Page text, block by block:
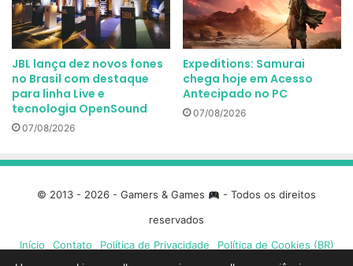
JBL lança dez novos fones
no Brasil com destaque
para linha Live e
tecnologia OpenSound
07/08/2026
Expeditions: Samurai
chega hoje em Acesso
Antecipado no PC
07/08/2026
© 2013 - 2026 - Gamers & Games
- Todos os direitos
reservados
Início
Contato Política de Privacidade Política de Cookies (BR)